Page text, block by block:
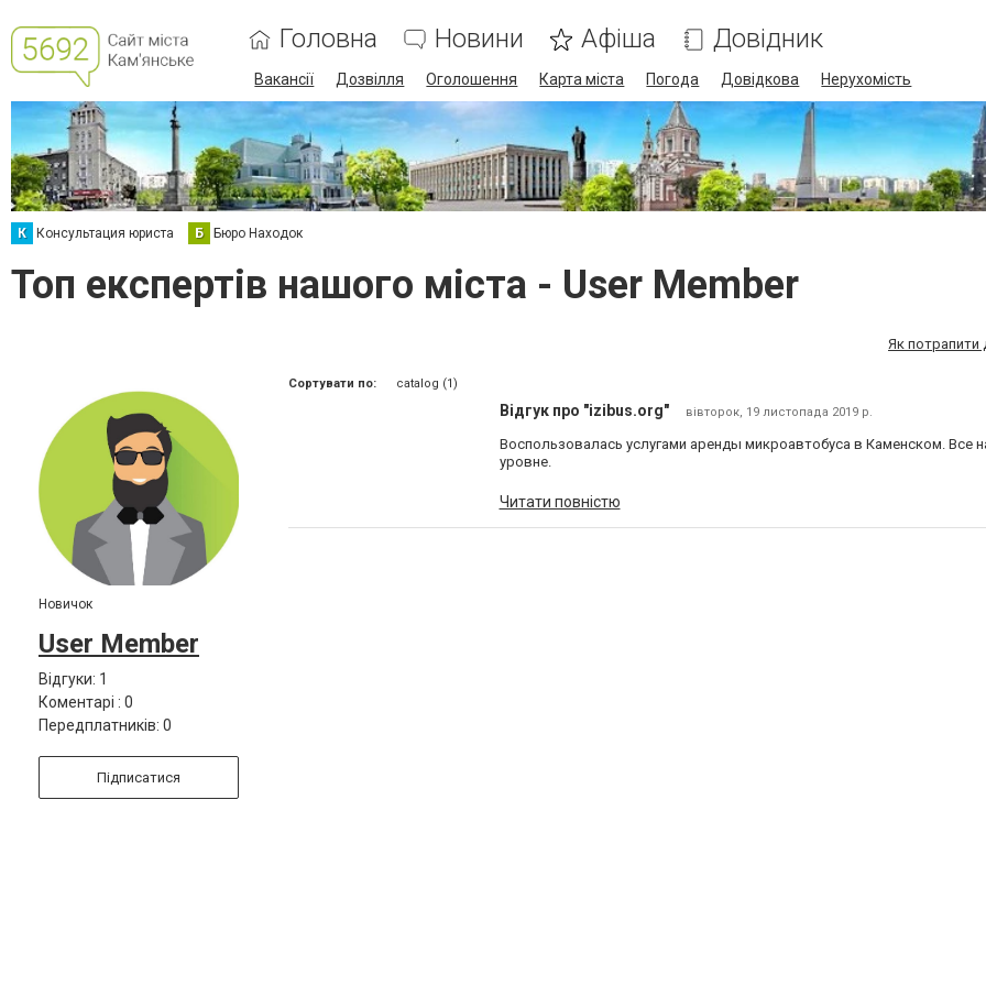
Головна Новини Афіша Довідник
Вакансії Дозвілля Оголошення Карта міста Погода Довідкова Нерухомість
К Консультация юриста Б Бюро Находок
Топ експертів нашого міста - User Member
Як потрапити
Новичок
User Member
Відгуки: 1
Коментарі : 0
Передплатників: 0
Підписатися
Сортувати по: catalog (1)
Відгук про "izibus.org" вівторок, 19 листопада 2019 р.
Воспользовалась услугами аренды микроавтобуса в Каменском. Все
уровне.
Читати повністю